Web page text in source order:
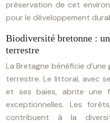
préservation de cet
pour le développement
Biodiversité bretonne :
terrestre
La Bretagne bénéficie
terrestre. Le littoral, avec
et ses baies, abrite une
exceptionnelles. Les
contribuent à la